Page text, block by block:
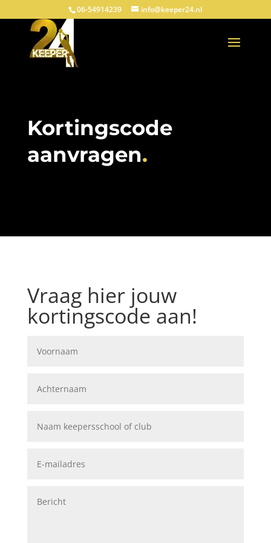
06-54914239 info@keeper24.nl
Kortingscode
aanvragen.
Vraag hier jouw
kortingscode aan!